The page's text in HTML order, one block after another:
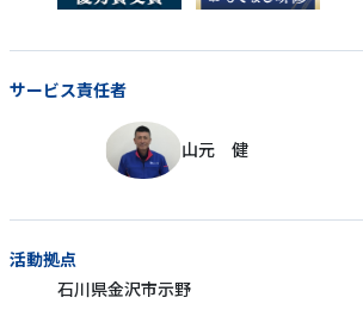
サービス責任者
山元 健
活動拠点
石川県金沢市示野